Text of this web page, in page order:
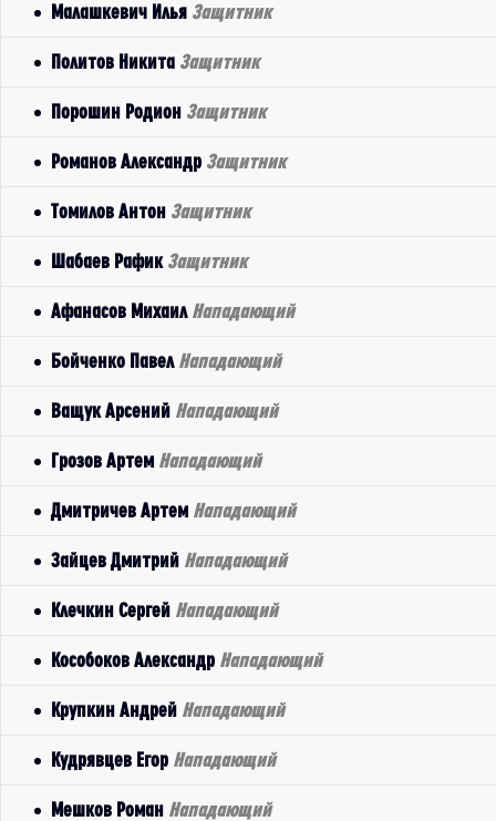
Малашкевич Илья Защитник
Политов Никита Защитник
Порошин Родион Защитник
Романов Александр Защитник
Томилов Антон Защитник
Шабаев Рафик Защитник
Афанасов Михаил Нападающий
Бойченко Павел Нападающий
Ващук Арсений Нападающий
Грозов Артем Нападающий
Дмитричев Артем Нападающий
Зайцев Дмитрий Нападающий
Клечкин Сергей Нападающий
Кособоков Александр Нападающий
Крупкин Андрей Нападающий
Кудрявцев Егор Нападающий
Мешков Роман Нападающий